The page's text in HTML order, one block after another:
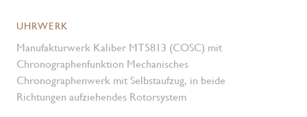
UHRWERK
Manufakturwerk Kaliber MT5813 (COSC) mit
Chronographen­funktion Mechanisches
Chronographenwerk mit Selbstaufzug, in beide
Richtungen aufziehendes Rotorsystem